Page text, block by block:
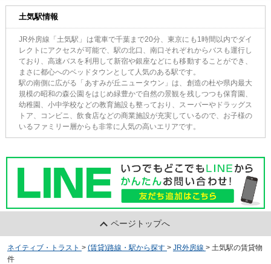
土気駅情報
JR外房線「土気駅」は電車で千葉まで20分、東京にも1時間以内でダイ
レクトにアクセスが可能で、駅の北口、南口それぞれからバスも運行し
ており、高速バスを利用して新宿や銀座などにも移動することができ、
まさに都心へのベッドタウンとして人気のある駅です。
駅の南側に広がる「あすみが丘ニュータウン」は、創造の杜や県内最大
規模の昭和の森公園をはじめ緑豊かで自然の景観を残しつつも保育園、
幼稚園、小中学校などの教育施設も整っており、スーパーやドラッグス
トア、コンビニ、飲食店などの商業施設が充実しているので、お子様の
いるファミリー層からも非常に人気の高いエリアです。
ページトップへ
ネイティブ・トラスト > (賃貸)路線・駅から探す > JR外房線 > 土気駅の賃貸物
件